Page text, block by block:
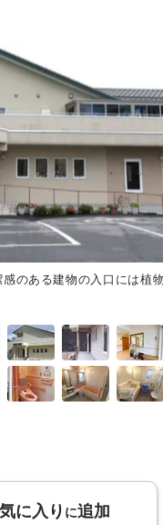
のある建物の入口には植
に入り に追加